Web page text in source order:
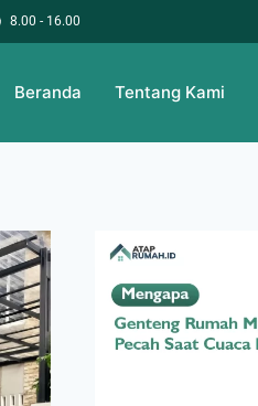
8.00 - 16.00
Beranda Tentang Kami